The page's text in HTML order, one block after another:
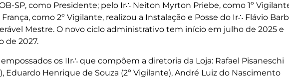
SP, como Presidente; pelo Ir∴ Neiton Myrton Priebe, como 1º
como 2º Vigilante, realizou a Instalação e Posse do Ir∴ Flávio
Mestre. O novo ciclo administrativo tem início em julho de 2025 e
de 2027.
os IIr∴ que compõem a diretoria da Loja: Rafael Pisaneschi
Eduardo Henrique de Souza (2º Vigilante), André Luiz do Nascimento